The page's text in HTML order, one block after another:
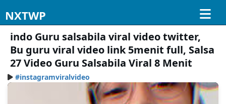
NXTWP
indo Guru salsabila viral video twitter,
Bu guru viral video link 5menit full, Salsa
27 Video Guru Salsabila Viral 8 Menit
#instagramviralvideo